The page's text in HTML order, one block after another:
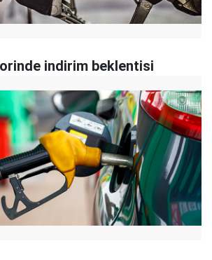
indirim beklentisi